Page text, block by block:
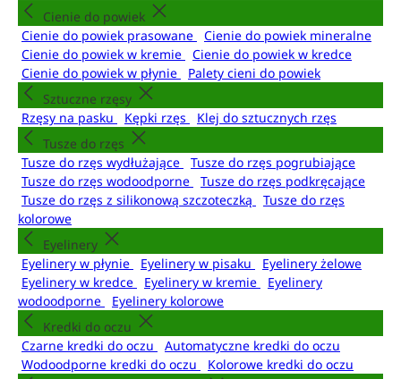
Cienie do powiek
Cienie do powiek prasowane
Cienie do powiek mineralne
Cienie do powiek w kremie
Cienie do powiek w kredce
Cienie do powiek w płynie
Palety cieni do powiek
Sztuczne rzęsy
Rzęsy na pasku
Kępki rzęs
Klej do sztucznych rzęs
Tusze do rzęs
Tusze do rzęs wydłużające
Tusze do rzęs pogrubiające
Tusze do rzęs wodoodporne
Tusze do rzęs podkręcające
Tusze do rzęs z silikonową szczoteczką
Tusze do rzęs
kolorowe
Eyelinery
Eyelinery w płynie
Eyelinery w pisaku
Eyelinery żelowe
Eyelinery w kredce
Eyelinery w kremie
Eyelinery
wodoodporne
Eyelinery kolorowe
Kredki do oczu
Czarne kredki do oczu
Automatyczne kredki do oczu
Wodoodporne kredki do oczu
Kolorowe kredki do oczu